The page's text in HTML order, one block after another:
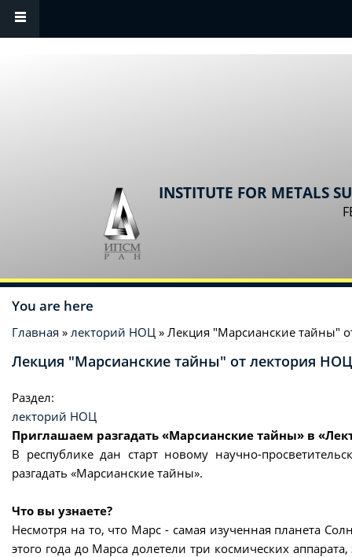
Skip to main content
INSTITUTE FOR METALS
You are here
Главная » лекторий НОЦ » Лекция "Марсианские тайны"
Лекция "Марсианские тайны" от лектория НОЦ
Раздел:
лекторий НОЦ
Приглашаем разгадать «Марсианские тайны» в
В республике дан старт новому научно-
разгадать «Марсианские тайны».
Что вы узнаете?
Несмотря на то, что Марс - самая изученная планета
этого года до Марса долетели три космических